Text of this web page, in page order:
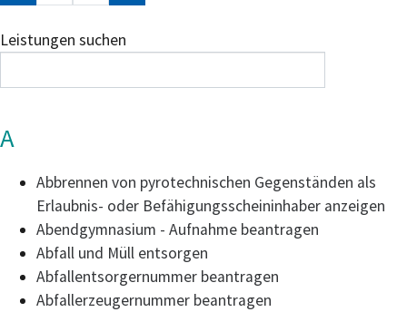
Leistungen suchen
A
Abbrennen von pyrotechnischen Gegenständen als
Erlaubnis- oder Befähigungsscheininhaber anzeigen
Abendgymnasium - Aufnahme beantragen
Abfall und Müll entsorgen
Abfallentsorgernummer beantragen
Abfallerzeugernummer beantragen